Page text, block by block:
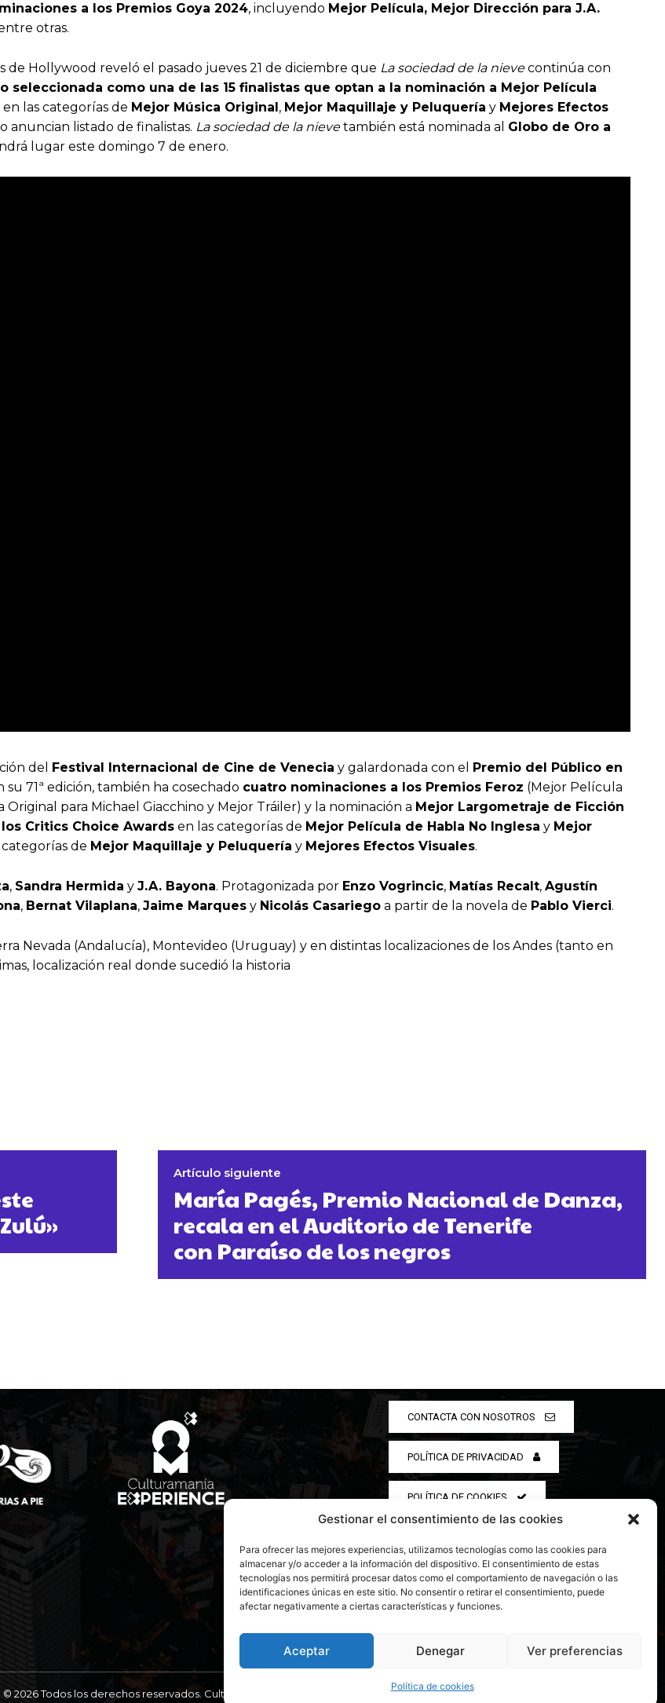
Gestionar el consentimiento de las cookies
Para ofrecer las mejores experiencias, utilizamos tecnologías como las cookies para
almacenar y/o acceder a la información del dispositivo. El consentimiento de estas
tecnologías nos permitirá procesar datos como el comportamiento de navegación o las
identificaciones únicas en este sitio. No consentir o retirar el consentimiento, puede
afectar negativamente a ciertas características y funciones.
Aceptar Denegar Ver preferencias
Política de cookies
a los Premios Goya 2024, incluyendo Mejor Película, Mejor Dirección para J.A.
otras.
de Hollywood reveló el pasado jueves 21 de diciembre que La sociedad de la nievecontinúa con
seleccionada como una de las 15 finalistas que optan a la nominación a Mejor Película
las categorías de Mejor Música Original , Mejor Maquillaje y Peluquería y Mejores Efectos
anuncian listado de finalistas. La sociedad de la nievetambién está nominada al Globo de Oro a
lugar este domingo 7 de enero.
del Festival Internacional de Cine de Venecia y galardonada con el Premio del Público en
su 71ª edición, también ha cosechado cuatro nominaciones a los Premios Feroz (Mejor Película
Original para Michael Giacchino y Mejor Tráiler) y la nominación a Mejor Largometraje de Ficción
Critics Choice Awards en las categorías de Mejor Película de Habla No Inglesa y Mejor
de Mejor Maquillaje y Peluquería y Mejores Efectos Visuales.
, Sandra Hermida y J.A. Bayona. Protagonizada por Enzo Vogrincic, Matías Recalt, Agustín
, Bernat Vilaplana, Jaime Marques y Nicolás Casariego a partir de la novela de Pablo Vierci.
Nevada (Andalucía), Montevideo (Uruguay) y en distintas localizaciones de los Andes (tanto en
localización real donde sucedió la historia
Artículo siguiente
María Pagés, Premio Nacional de Danza,
recala en el Auditorio de Tenerife
con Paraíso de los negros
CONTACTA CON NOSOTROS
POLÍTICA DE PRIVACIDAD
POLÍTICA DE COOKIES
© 2026 Todos los derechos reservados. Culturamanía